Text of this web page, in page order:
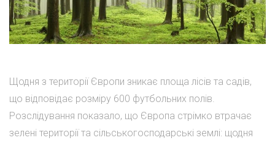
Щодня з території Європи зникає площа лісів та садів,
що відповідає розміру 600 футбольних полів.
Розслідування показало, що Європа стрімко втрачає
зелені території та сільськогосподарські землі: щодня